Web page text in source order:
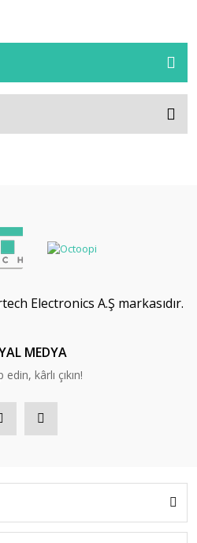
Electronics A.Ş markasıdır.
MEDYA
kârlı çıkın!